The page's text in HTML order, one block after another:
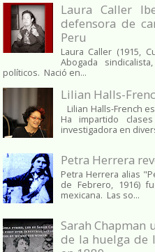
Laura Caller
defensora de
Peru
Laura Caller (1915,
Abogada
políticos. Nació en...
Lilian Halls-
Lilian Halls-French
Ha impartido
investigadora en
Petra Herrera
Petra Herrera alias
de Febrero, 1916)
mexicana. Las so...
Sarah Chapman
de la huelga de